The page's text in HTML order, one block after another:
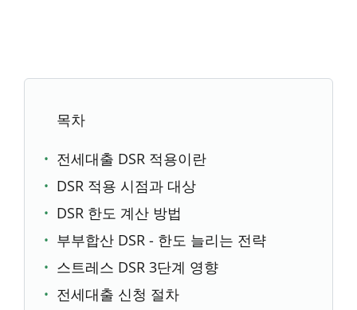
목차
전세대출 DSR 적용이란
DSR 적용 시점과 대상
DSR 한도 계산 방법
부부합산 DSR - 한도 늘리는 전략
스트레스 DSR 3단계 영향
전세대출 신청 절차